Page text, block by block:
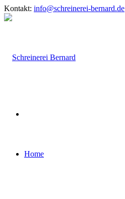
Kontakt: info@schreinerei-bernard.de
Home